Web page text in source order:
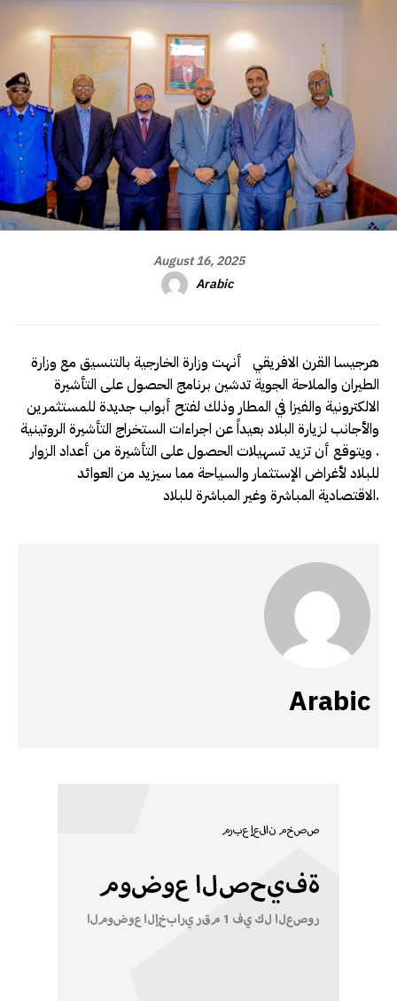
August 16, 2025
Arabic
هرجيسا القرن الافريقي أنهت وزارة الخارجية بالتنسيق مع وزارة
الطيران والملاحة الجوية تدشين برنامج الحصول على التأشيرة
الالكترونية والفيزا في المطار وذلك لفتح أبواب جديدة للمستثمرين
والأجانب لزيارة البلاد بعيداً عن اجراءات الستخراج التأشيرة الروتينية
. ويتوقع أن تزيد تسهيلات الحصول على التأشيرة من أعداد الزوار
للبلاد لأغراض الإستثمار والسياحة مما سيزيد من العوائد
الاقتصادية المباشرة وغير المباشرة للبلاد.
Arabic